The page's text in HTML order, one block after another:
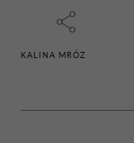
KALINA MRÓZ